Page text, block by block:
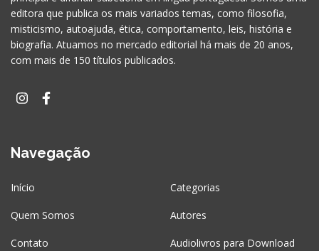
editora que publica os mais variados temas, como filosofia,
misticismo, autoajuda, ética, comportamento, leis, história e
biografia. Atuamos no mercado editorial há mais de 20 anos,
com mais de 150 títulos publicados.
Navegação
Início Categorias
Quem Somos Autores
Contato
Audiolivros para Download